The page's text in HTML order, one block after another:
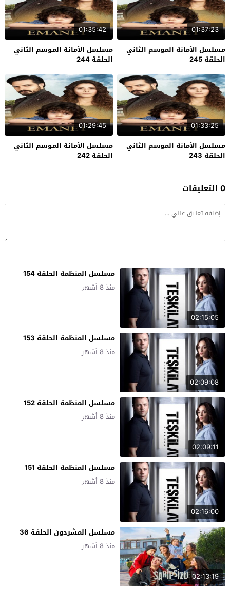
01:37:23
مسلسل الأمانة الموسم الثاني
الحلقة 245
01:35:42
مسلسل الأمانة الموسم الثاني
الحلقة 244
01:33:25
مسلسل الأمانة الموسم الثاني
الحلقة 243
01:29:45
مسلسل الأمانة الموسم الثاني
الحلقة 242
0 التعليقات
02:15:05
مسلسل المنظمة الحلقة 154
منذ 8 أشهر
02:09:08
مسلسل المنظمة الحلقة 153
منذ 8 أشهر
02:09:11
مسلسل المنظمة الحلقة 152
منذ 8 أشهر
02:16:00
مسلسل المنظمة الحلقة 151
منذ 8 أشهر
02:13:19
مسلسل المشردون الحلقة 36
منذ 8 أشهر